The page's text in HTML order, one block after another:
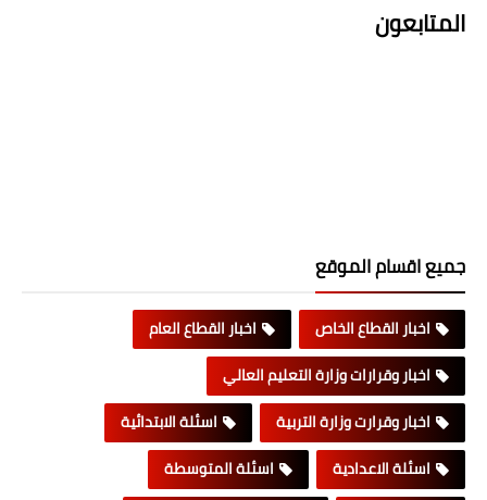
المتابعون
جميع اقسام الموقع
اخبار القطاع الخاص
اخبار القطاع العام
اخبار وقرارات وزارة التعليم العالي
اخبار وقرارت وزارة التربية
اسئلة الابتدائية
اسئلة الاعدادية
اسئلة المتوسطة